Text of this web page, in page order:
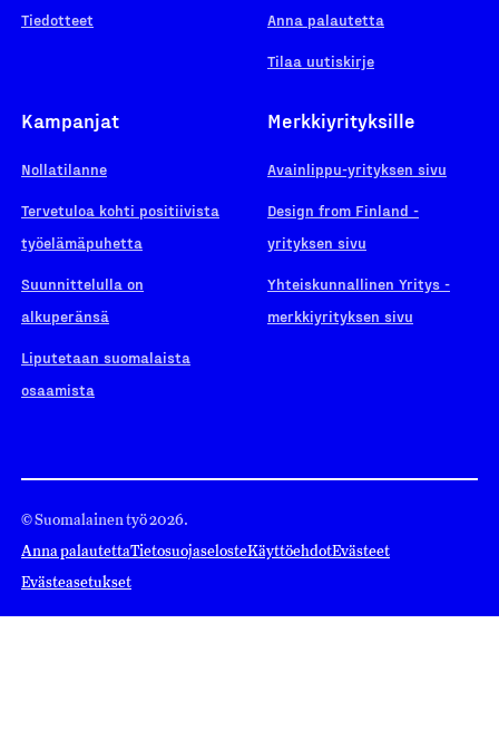
Tiedotteet Anna palautetta
Tilaa uutiskirje
Kampanjat
Nollatilanne
Tervetuloa kohti positiivista
työelämäpuhetta
Suunnittelulla on
alkuperänsä
Liputetaan suomalaista
osaamista
Merkkiyrityksille
Avainlippu-yrityksen sivu
Design from Finland -
yrityksen sivu
Yhteiskunnallinen Yritys -
merkkiyrityksen sivu
© Suomalainen työ 2026.
Anna palautettaTietosuojaselosteKäyttöehdotEvästeet
Evästeasetukset